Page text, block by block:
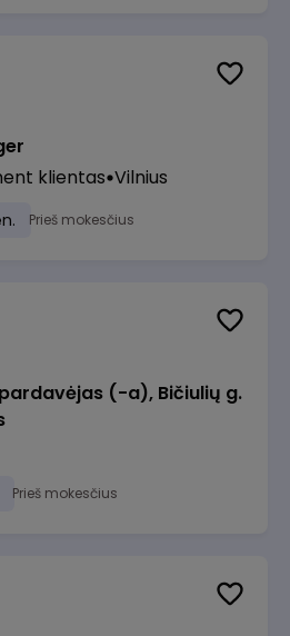
klientas Vilnius
Prieš mokesčius
(-a), Bičiulių g.
Prieš mokesčius